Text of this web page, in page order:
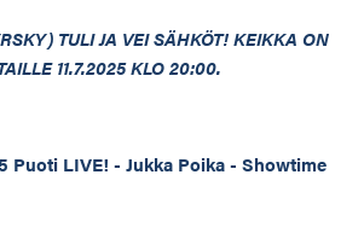
TULI JA VEI SÄHKÖT! KEIKKA ON
11.7.2025 KLO 20:00.
Puoti LIVE! - Jukka Poika - Showtime